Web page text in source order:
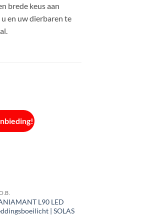
brede keus aan
en uw dierbaren te
L90 LED
| SOLAS